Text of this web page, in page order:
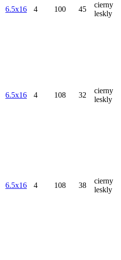
6.5x16 4 100 45
cierny
leskly
6.5x16 4 108 32
cierny
leskly
6.5x16 4 108 38
cierny
leskly